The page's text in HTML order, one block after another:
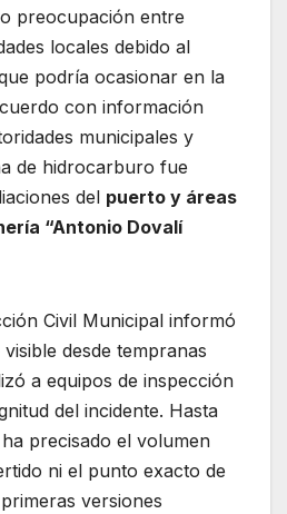
preocupación entre
locales debido al
podría ocasionar en la
con información
municipales y
de hidrocarburo fue
del puerto y áreas
“Antonio Dovalí
Civil Municipal informó
desde tempranas
a equipos de inspección
del incidente. Hasta
precisado el volumen
ni el punto exacto de
versiones